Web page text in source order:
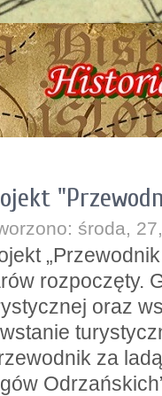
Historyczna, ul.
środa,
rozpoczęty.
oraz
za